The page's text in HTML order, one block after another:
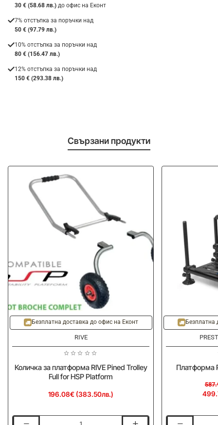
30 € (58.68 лв.) до офис на Еконт
7% отстъпка за поръчки над
50 € (97.79 лв.)
10% отстъпка за поръчки над
80 € (156.47 лв.)
12% отстъпка за поръчки над
150 € (293.38 лв.)
Свързани продукти
Безплатна доставка до офис на Еконт
RIVE
Количка за платформа RIVE Pined Trolley
Full for HSP Platform
196.08€ (383.50лв.)
-15%
Безплатна
Платформа